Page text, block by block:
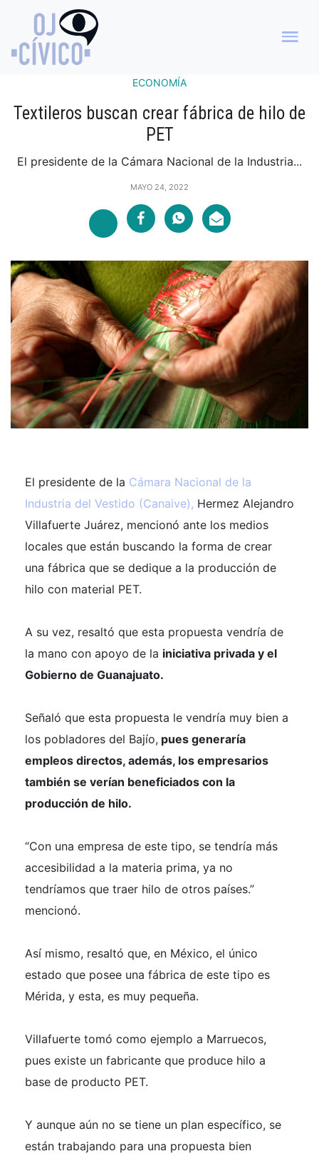
ECONOMÍA
Textileros buscan crear fábrica de hilo de
PET
El presidente de la Cámara Nacional de la Industria...
MAYO 24, 2022
El presidente de la Cámara Nacional de la
Industria del Vestido (Canaive), Hermez Alejandro
Villafuerte Juárez, mencionó ante los medios
locales que están buscando la forma de crear
una fábrica que se dedique a la producción de
hilo con material PET.
A su vez, resaltó que esta propuesta vendría de
la mano con apoyo de la iniciativa privada y el
Gobierno de Guanajuato.
Señaló que esta propuesta le vendría muy bien a
los pobladores del Bajío, pues generaría
empleos directos, además, los empresarios
también se verían beneficiados con la
producción de hilo.
“Con una empresa de este tipo, se tendría más
accesibilidad a la materia prima, ya no
tendríamos que traer hilo de otros países.”
mencionó.
Así mismo, resaltó que, en México, el único
estado que posee una fábrica de este tipo es
Mérida, y esta, es muy pequeña.
Villafuerte tomó como ejemplo a Marruecos,
pues existe un fabricante que produce hilo a
base de producto PET.
Y aunque aún no se tiene un plan específico, se
están trabajando para una propuesta bien